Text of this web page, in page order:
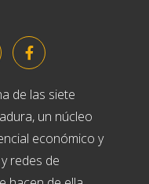
de las siete
un núcleo
económico y
redes de